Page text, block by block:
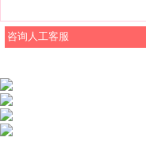
咨询人工客服